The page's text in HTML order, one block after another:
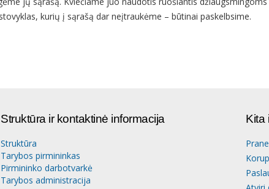
kurių į sąrašą dar neįtraukėme – būtinai paskelbsime.
Struktūra ir kontaktinė informacija
Struktūra
Tarybos pirmininkas
Pirmininko darbotvarkė
Tarybos administracija
Kita